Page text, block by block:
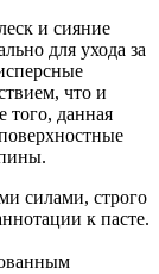
и сияние
для ухода за
что и
того, данная
силами, строго
к пасте.